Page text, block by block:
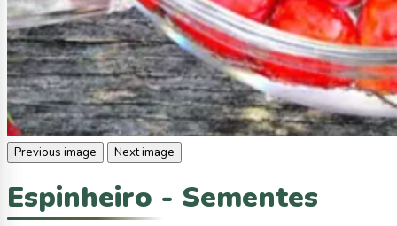
Previous image Next image
Espinheiro - Sementes